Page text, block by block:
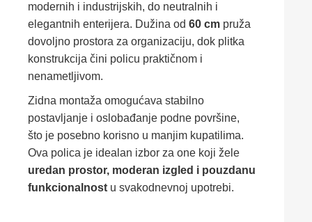
modernih i industrijskih, do neutralnih i
elegantnih enterijera. Dužina od 60 cm pruža
dovoljno prostora za organizaciju, dok plitka
konstrukcija čini policu praktičnom i
nenametljivom.
Zidna montaža omogućava stabilno
postavljanje i oslobađanje podne površine,
što je posebno korisno u manjim kupatilima.
Ova polica je idealan izbor za one koji žele
uredan prostor, moderan izgled i pouzdanu
funkcionalnost u svakodnevnoj upotrebi.